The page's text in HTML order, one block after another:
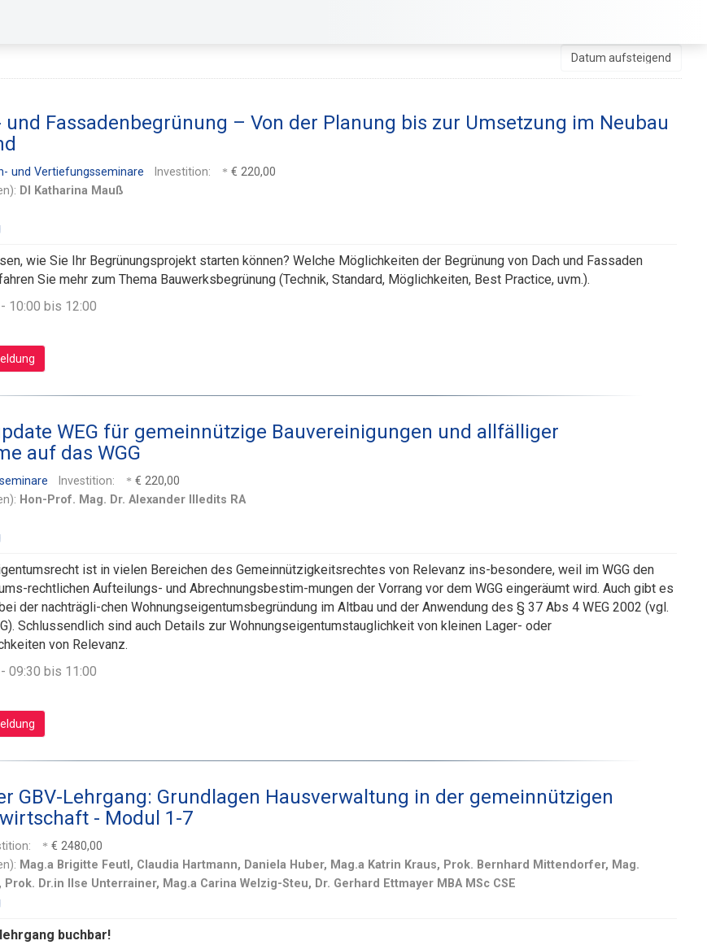
und Fassadenbegrünung – Von der Planung bis zur Umsetzung im Neubau
und Vertiefungsseminare Investition:
€ 220,00
DI Katharina Mauß
wie Sie Ihr Begrünungsprojekt starten können? Welche Möglichkeiten der Begrünung von Dach und Fassaden
Sie mehr zum Thema Bauwerksbegrünung (Technik, Standard, Möglichkeiten, Best Practice, uvm.).
10:00 bis 12:00
WEG für gemeinnützige Bauvereinigungen und allfälliger
auf das WGG
Investition:
€ 220,00
Hon-Prof. Mag. Dr. Alexander Illedits RA
ist in vielen Bereichen des Gemeinnützigkeitsrechtes von Relevanz ins-besondere, weil im WGG den
rechtlichen Aufteilungs- und Abrechnungsbestim-mungen der Vorrang vor dem WGG eingeräumt wird. Auch gibt es
der nachträgli-chen Wohnungseigentumsbegründung im Altbau und der Anwendung des § 37 Abs 4 WEG 2002 (vgl.
Schlussendlich sind auch Details zur Wohnungseigentumstauglichkeit von kleinen Lager- oder
von Relevanz.
09:30 bis 11:00
GBV-Lehrgang: Grundlagen Hausverwaltung in der gemeinnützigen
- Modul 1-7
€ 2480,00
Mag.a Brigitte Feutl, Claudia Hartmann, Daniela Huber, Mag.a Katrin Kraus, Prok. Bernhard Mittendorfer, Mag.
Dr.in Ilse Unterrainer, Mag.a Carina Welzig-Steu, Dr. Gerhard Ettmayer MBA MSc CSE
buchbar!